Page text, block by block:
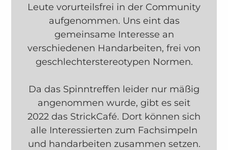
Leute vorurteilsfrei in der Community
aufgenommen. Uns eint das
gemeinsame Interesse an
verschiedenen Handarbeiten, frei von
geschlechterstereotypen Normen.
Da das Spinntreffen leider nur mäßig
angenommen wurde, gibt es seit
2022 das StrickCafé. Dort können sich
alle Interessierten zum Fachsimpeln
und handarbeiten zusammen setzen.